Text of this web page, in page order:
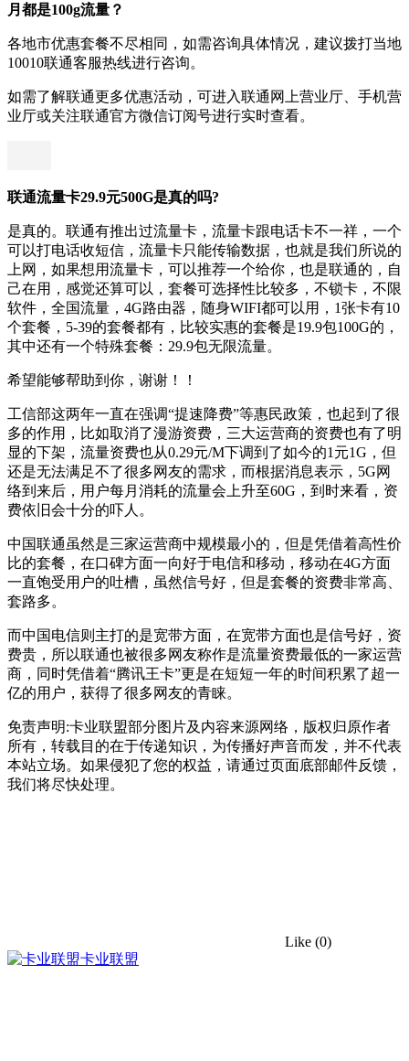
月都是100g流量？
各地市优惠套餐不尽相同，如需咨询具体情况，建议拨打当地
10010联通客服热线进行咨询。
如需了解联通更多优惠活动，可进入联通网上营业厅、手机营
业厅或关注联通官方微信订阅号进行实时查看。
联通流量卡29.9元500G是真的吗?
是真的。联通有推出过流量卡，流量卡跟电话卡不一祥，一个
可以打电话收短信，流量卡只能传输数据，也就是我们所说的
上网，如果想用流量卡，可以推荐一个给你，也是联通的，自
己在用，感觉还算可以，套餐可选择性比较多，不锁卡，不限
软件，全国流量，4G路由器，随身WIFI都可以用，1张卡有10
个套餐，5-39的套餐都有，比较实惠的套餐是19.9包100G的，
其中还有一个特殊套餐：29.9包无限流量。
希望能够帮助到你，谢谢！！
工信部这两年一直在强调“提速降费”等惠民政策，也起到了很
多的作用，比如取消了漫游资费，三大运营商的资费也有了明
显的下架，流量资费也从0.29元/M下调到了如今的1元1G，但
还是无法满足不了很多网友的需求，而根据消息表示，5G网
络到来后，用户每月消耗的流量会上升至60G，到时来看，资
费依旧会十分的吓人。
中国联通虽然是三家运营商中规模最小的，但是凭借着高性价
比的套餐，在口碑方面一向好于电信和移动，移动在4G方面
一直饱受用户的吐槽，虽然信号好，但是套餐的资费非常高、
套路多。
而中国电信则主打的是宽带方面，在宽带方面也是信号好，资
费贵，所以联通也被很多网友称作是流量资费最低的一家运营
商，同时凭借着“腾讯王卡”更是在短短一年的时间积累了超一
亿的用户，获得了很多网友的青睐。
免责声明:卡业联盟部分图片及内容来源网络，版权归原作者
所有，转载目的在于传递知识，为传播好声音而发，并不代表
本站立场。如果侵犯了您的权益，请通过页面底部邮件反馈，
我们将尽快处理。
Like (0)
卡业联盟